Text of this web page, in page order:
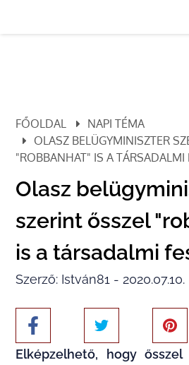
FŐOLDAL
NAPI TÉMA
OLASZ BELÜGYMINISZTER
"ROBBANHAT" IS A TÁRSADALMI
Olasz
szerint ősszel
is a társadalmi
Szerző: István81 - 2020.07.10.
Elképzelhető, hogy